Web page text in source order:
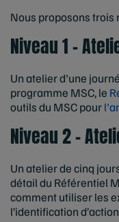
Nous proposons trois
Niveau 1 –
Un atelier d'une
programme MSC, le
outils du MSC pour
Niveau 2 –
Un atelier de cinq
détail du Référentiel
comment utiliser les
l’identification